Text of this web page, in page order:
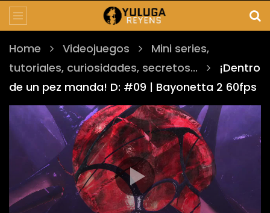
Home Videojuegos
Mini series,
tutoriales, curiosidades, secretos...
¡Dentro
de un pez manda! D: #09 | Bayonetta 2 60fps